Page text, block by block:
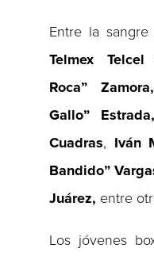
Entre la
Telmex Telcel
Roca”
Gallo”
Cuadras, Iván
Bandido”
Juárez, entre
Los jóvenes